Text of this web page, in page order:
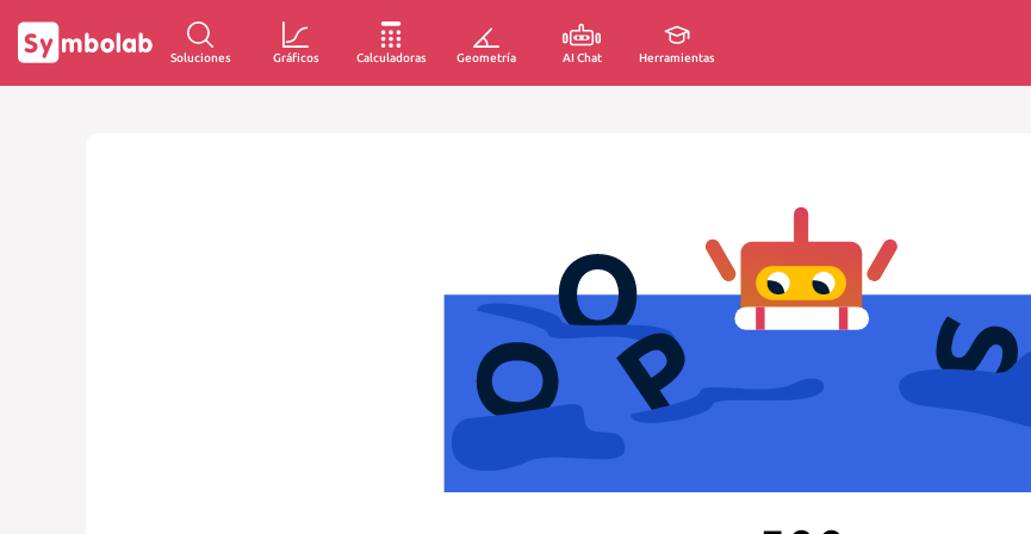
Soluciones Gráficos Calculadoras Geometría AI Chat Herramientas